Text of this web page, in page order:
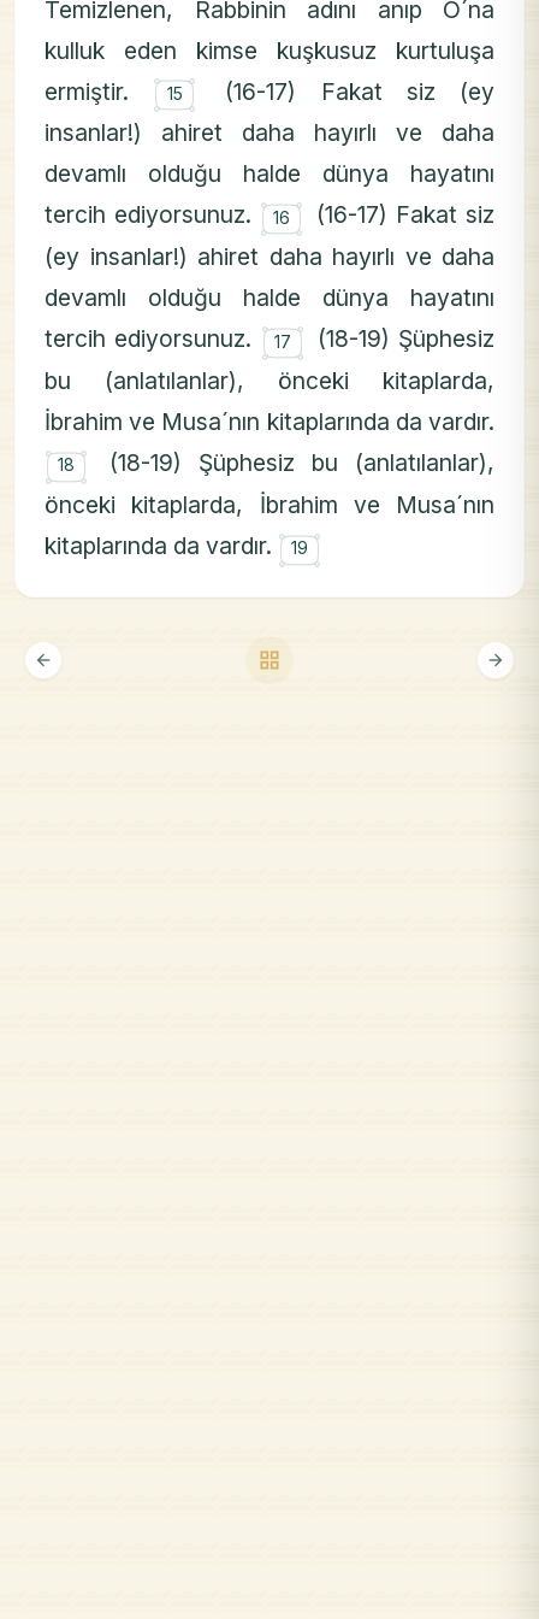
Temizlenen, Rabbinin adını anıp O´na
kulluk eden kimse kuşkusuz kurtuluşa
ermiştir. ۝
15
(16-17) Fakat siz (ey
insanlar!) ahiret daha hayırlı ve daha
devamlı olduğu halde dünya hayatını
tercih ediyorsunuz. ۝
16
(16-17) Fakat siz
(ey insanlar!) ahiret daha hayırlı ve daha
devamlı olduğu halde dünya hayatını
tercih ediyorsunuz. ۝
17
(18-19) Şüphesiz
bu (anlatılanlar), önceki kitaplarda,
İbrahim ve Musa´nın kitaplarında da vardır.
۝
18
(18-19) Şüphesiz bu (anlatılanlar),
önceki kitaplarda, İbrahim ve Musa´nın
kitaplarında da vardır. ۝
19
arrow_back grid_view arrow_forward